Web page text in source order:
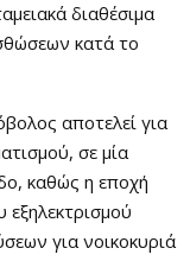
διαθέσιμα
κατά το
αποτελεί για
σε μία
καθώς η εποχή
εξηλεκτρισμού
για νοικοκυριά